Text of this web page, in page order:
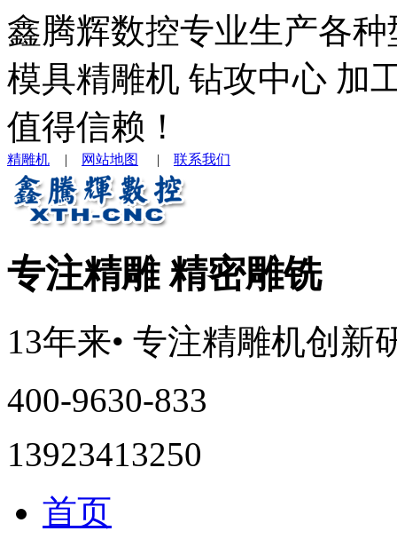
鑫腾辉数控专业生产各
模具精雕机 钻攻中心 加
值得信赖！
精雕机 | 网站地图 | 联系我们
专注精雕 精密雕铣
13年来• 专注精雕机创新
400-9630-833
13923413250
首页